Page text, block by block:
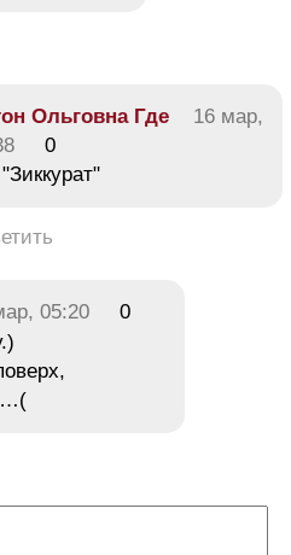
Ольговна Где
16 мар,
0
05:20
0